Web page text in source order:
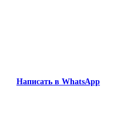
Написать в WhatsApp